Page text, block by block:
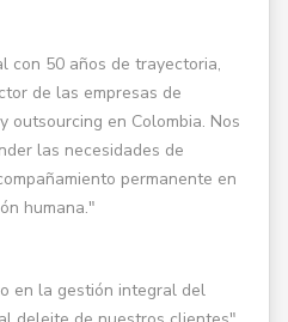
con 50 años de trayectoria,
de las empresas de
outsourcing en Colombia. Nos
las necesidades de
permanente en
humana."
en la gestión integral del